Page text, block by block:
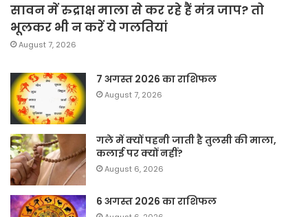
सावन में रुद्राक्ष माला से कर रहे हैं मंत्र जाप? तो
भूलकर भी न करें ये गलतियां
August 7, 2026
7 अगस्त 2026 का राशिफल
August 7, 2026
गले में क्यों पहनी जाती है तुलसी की माला,
कलाई पर क्यों नहीं?
August 6, 2026
6 अगस्त 2026 का राशिफल